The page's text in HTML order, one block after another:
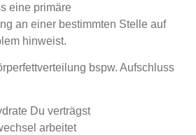
eine primäre
an einer bestimmten Stelle auf
hinweist.
bspw. Aufschluss
Du verträgst
arbeitet